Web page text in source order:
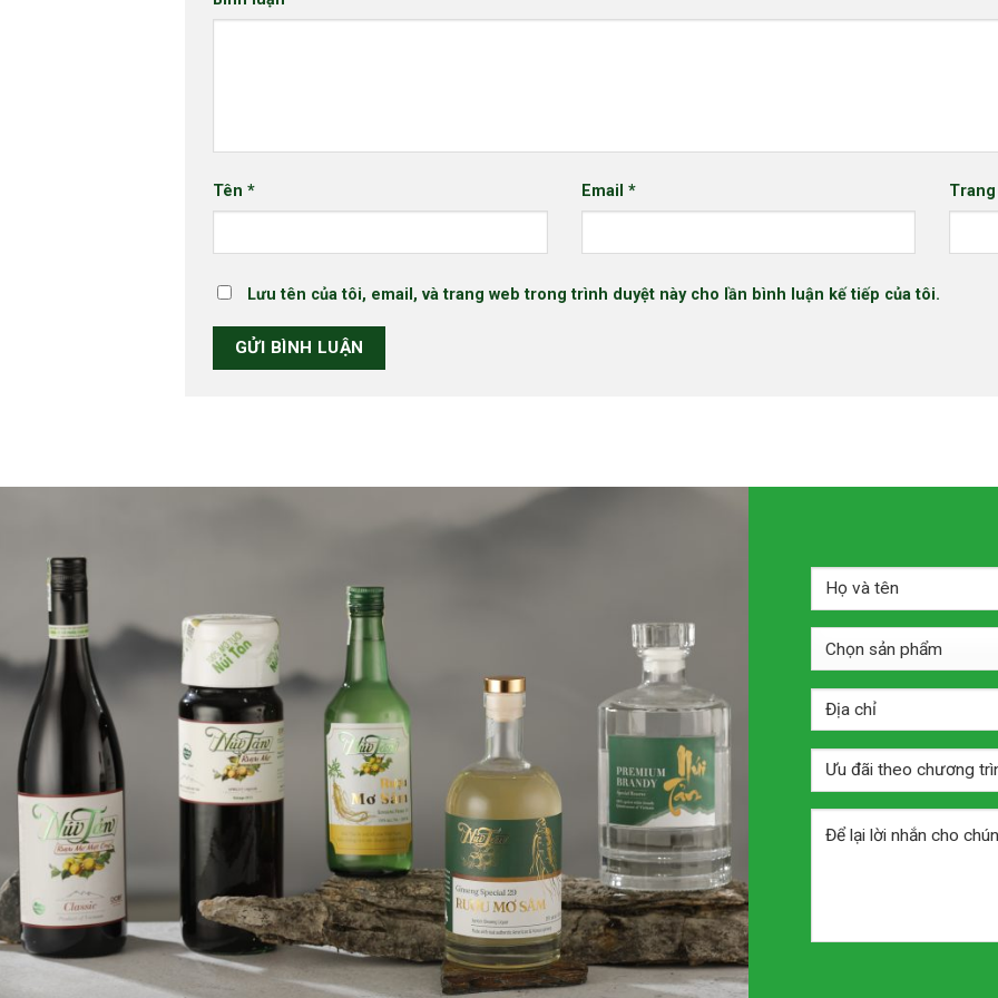
Tên* Email *
Lưu tên của tôi, email, và trang web trong trình duyệt này cho lần bình luận kế tiếp của tôi.